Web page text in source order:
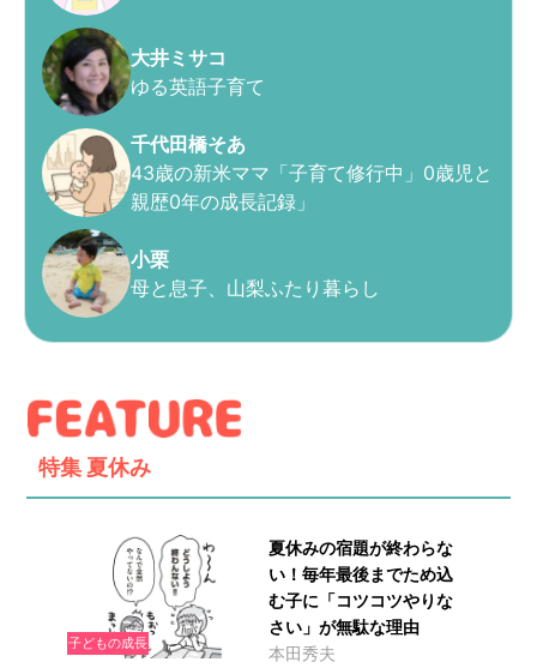
大井ミサコ
ゆる英語子育て
千代田橋そあ
43歳の新米ママ「子育て修行中」0歳児と
親歴0年の成長記録」
小栗
母と息子、山梨ふたり暮らし
特集 夏休み
子どもの成長
夏休みの宿題が終わらな
い！毎年最後までため込
む子に「コツコツやりな
さい」が無駄な理由
本田秀夫